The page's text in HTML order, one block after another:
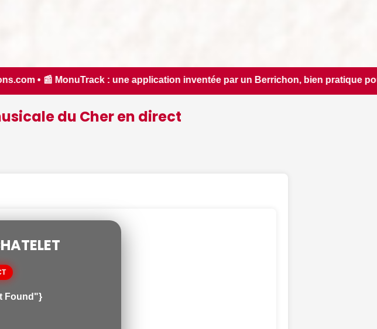
bien pratique pour découvrir le patrimoine d'une région - ici.fr •
du Cher en direct
Found"}